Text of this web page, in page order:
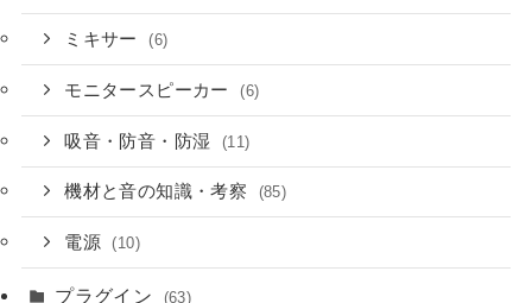
ミキサー (6)
モニタースピーカー (6)
吸音・防音・防湿 (11)
機材と音の知識・考察 (85)
電源 (10)
プラグイン (63)